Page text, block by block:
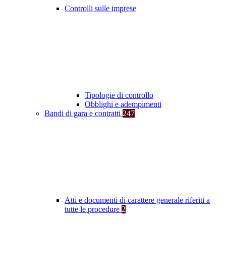
Controlli sulle imprese
Tipologie di controllo
Obblighi e adempimenti
Bandi di gara e contratti 247
Atti e documenti di carattere generale riferiti a
tutte le procedure 2